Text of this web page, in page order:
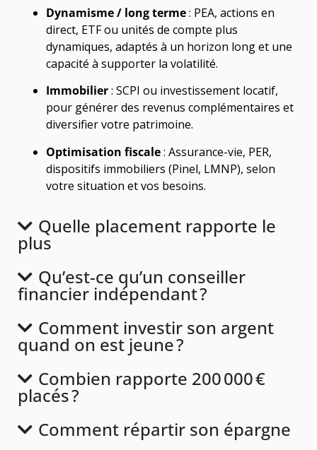
Dynamisme / long terme: PEA, actions en
direct, ETF ou unités de compte plus
dynamiques, adaptés à un horizon long et une
capacité à supporter la volatilité.
Immobilier: SCPI ou investissement locatif,
pour générer des revenus complémentaires et
diversifier votre patrimoine.
Optimisation fiscale: Assurance-vie, PER,
dispositifs immobiliers (Pinel, LMNP), selon
votre situation et vos besoins.
Quelle placement rapporte le
plus
Qu’est-ce qu’un conseiller
financier indépendant ?
Comment investir son argent
quand on est jeune ?
Combien rapporte 200 000 €
placés ?
Comment répartir son épargne